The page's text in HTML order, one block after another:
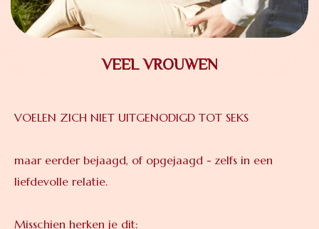
VEEL VROUWEN
VOELEN ZICH NIET UITGENODIGD TOT SEKS
maar eerder bejaagd, of opgejaagd - zelfs in een
liefdevolle relatie.
Misschien herken je dit: